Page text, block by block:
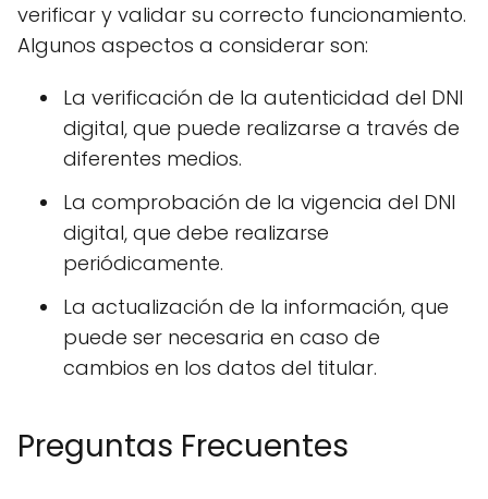
verificar y validar su correcto funcionamiento.
Algunos aspectos a considerar son:
La verificación de la autenticidad del DNI
digital, que puede realizarse a través de
diferentes medios.
La comprobación de la vigencia del DNI
digital, que debe realizarse
periódicamente.
La actualización de la información, que
puede ser necesaria en caso de
cambios en los datos del titular.
Preguntas Frecuentes